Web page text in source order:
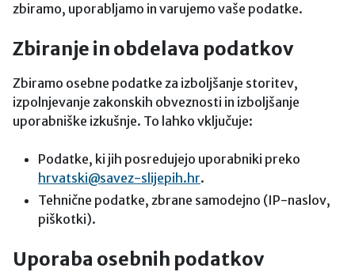
zbiramo, uporabljamo in varujemo vaše podatke.
Zbiranje in obdelava podatkov
Zbiramo osebne podatke za izboljšanje storitev,
izpolnjevanje zakonskih obveznosti in izboljšanje
uporabniške izkušnje. To lahko vključuje:
Podatke, ki jih posredujejo uporabniki preko
hrvatski@savez-slijepih.hr.
Tehnične podatke, zbrane samodejno (IP-naslov,
piškotki).
Uporaba osebnih podatkov